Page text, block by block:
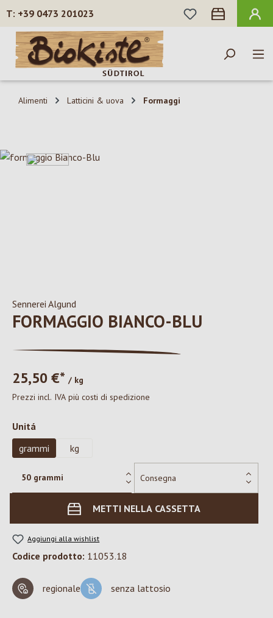
Passa al contenuto principale
+39 0473 201023
HAI 0 ARTICOLI
Alimenti Latticini & uova Formaggi
Salta la galleria di immagini
Sennerei Algund
FORMAGGIO BIANCO-BLU
25,50 €* / kg
Prezzi incl. IVA più costi di spedizione
Seleziona
Unitá
grammi
kg
METTI NELLA CASSETTA
Aggiungi alla wishlist
Codice prodotto: 11053.18
regionale senza lattosio